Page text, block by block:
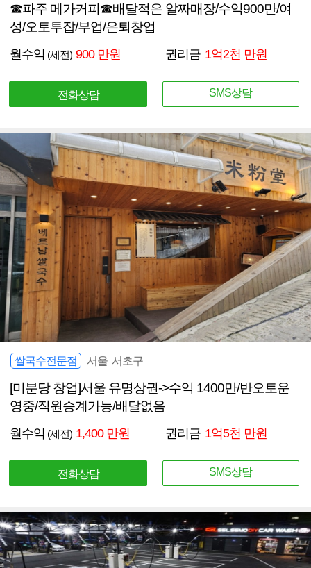
☎파주 메가커피☎배달적은 알짜매장/수익900만/여
성/오토투잡/부업/은퇴창업
월수익 (세전) 900 만원 권리금 1억2천 만원
전화상담 SMS상담
쌀국수전문점 서울 서초구
[미분당 창업]서울 유명상권->수익 1400만/반오토운
영중/직원승계가능/배달없음
월수익 (세전) 1,400 만원 권리금 1억5천 만원
전화상담 SMS상담